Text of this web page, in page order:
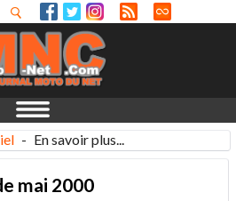
- En savoir plus...
mai 2000